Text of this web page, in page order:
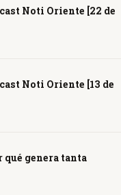
Noti Oriente [22 de
Noti Oriente [13 de
genera tanta